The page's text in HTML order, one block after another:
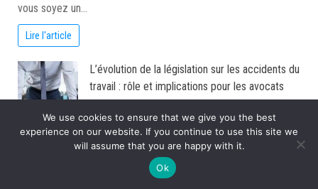
vous soyez un…
Lire l'article
L’évolution de la législation sur les accidents du
travail : rôle et implications pour les avocats
La législation française sur les accidents du travail a connu de
nombreuses métamorphoses depuis sa…
We use cookies to ensure that we give you the best
experience on our website. If you continue to use this site we
will assume that you are happy with it.
Ok